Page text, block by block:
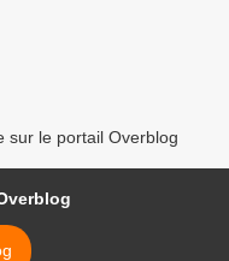
sur le portail Overblog